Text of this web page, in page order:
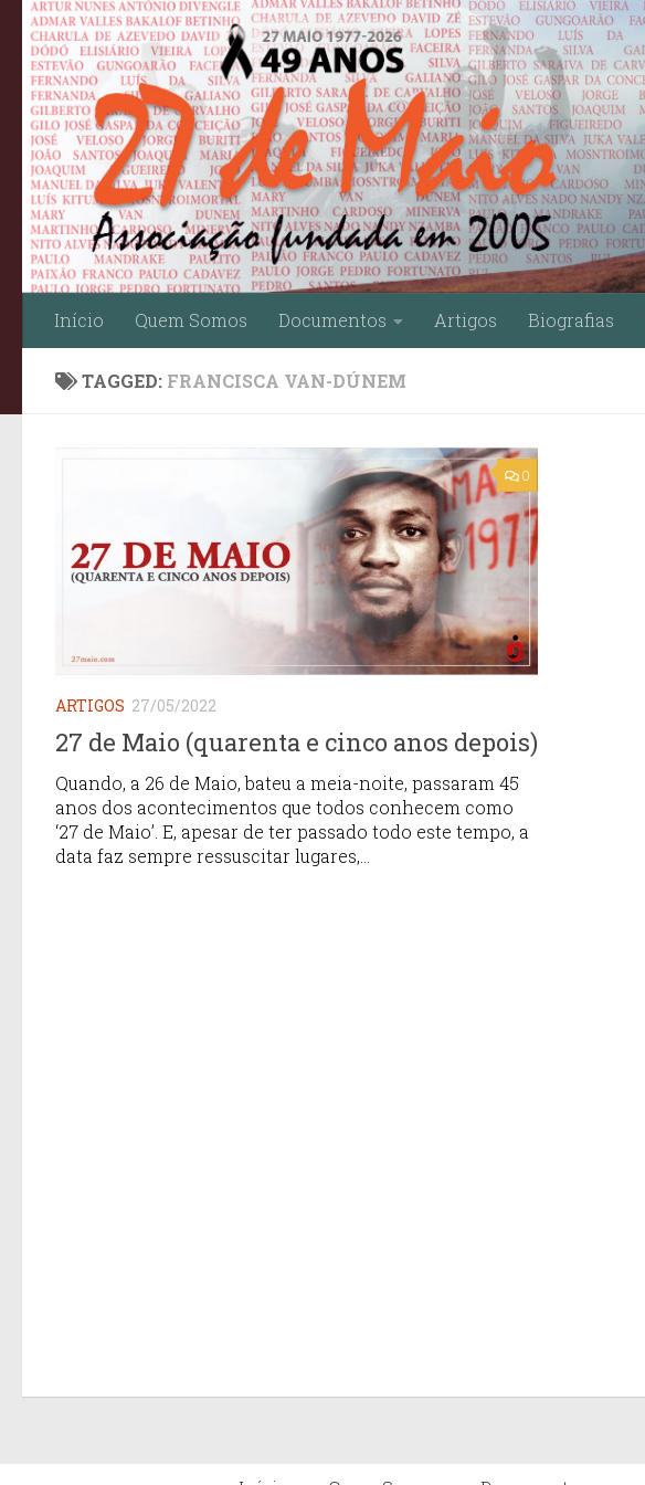
Skip to content
Início Quem Somos Documentos Artigos Biografias
TAGGED: FRANCISCA VAN-DÚNEM
0
ARTIGOS 27/05/2022
27 de Maio (quarenta e cinco anos depois)
Quando, a 26 de Maio, bateu a meia-noite, passaram 45
anos dos acontecimentos que todos conhecem como
‘27 de Maio’. E, apesar de ter passado todo este tempo, a
data faz sempre ressuscitar lugares,...